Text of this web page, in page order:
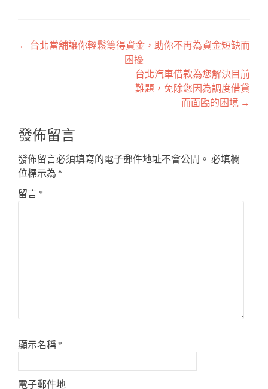
文
← 台北當舖讓你輕鬆籌得資金，助你不再為資金短缺而
困擾
台北汽車借款為您解決目前
難題，免除您因為調度借貸
而面臨的困境 →
發佈留言
發佈留言必須填寫的電子郵件地址不會公開。 必填欄
位標示為 *
留言*
顯示名稱*
電子郵件地